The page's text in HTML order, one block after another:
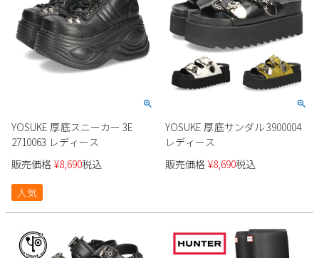
YOSUKE 厚底スニーカー 3E
2710063 レディース
販売価格 ¥8,690税込
人気
YOSUKE 厚底サンダル 3900004
レディース
販売価格 ¥8,690税込